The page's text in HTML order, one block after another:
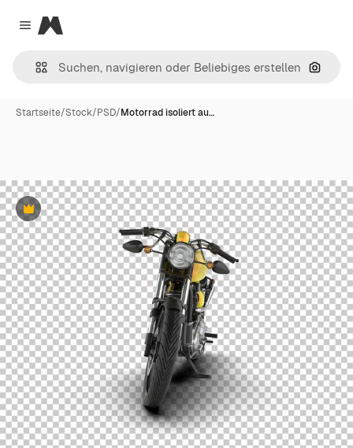
Close menu
Magnific
Nach
Startseite/Stock/PSD/Motorrad isoliert au…
Premium